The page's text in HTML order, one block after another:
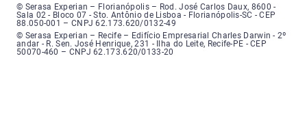
Serasa Experian - Florianópolis, Endereço: Rodovia José Carlos, número
© Serasa Experian – Florianópolis – Rod. José Carlos Daux, 8600 -
Sala 02 - Bloco 07 - Sto. Antônio de Lisboa - Florianópolis-SC - CEP
88.050-001 – CNPJ 62.173.620/0132-49
Serasa Experian - Recife, Endereço: Edifício Empresarial Charles Darwin,
© Serasa Experian – Recife – Edifício Empresarial Charles Darwin - 2º
andar - R. Sen. José Henrique, 231 - Ilha do Leite, Recife-PE - CEP
50070-460 – CNPJ 62.173.620/0133-20